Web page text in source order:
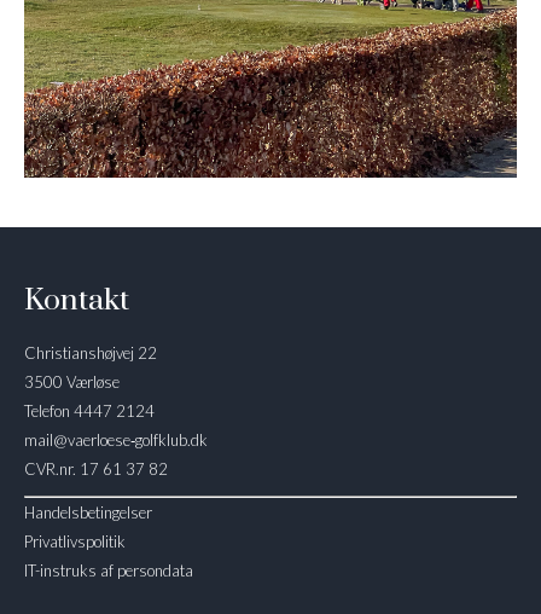
Kontakt
Christianshøjvej 22
3500 Værløse
Telefon 4447 2124
mail@vaerloese‑golfklub.dk
CVR.nr. 17 61 37 82
Handelsbetingelser
Privatlivspolitik
IT-instruks af persondata